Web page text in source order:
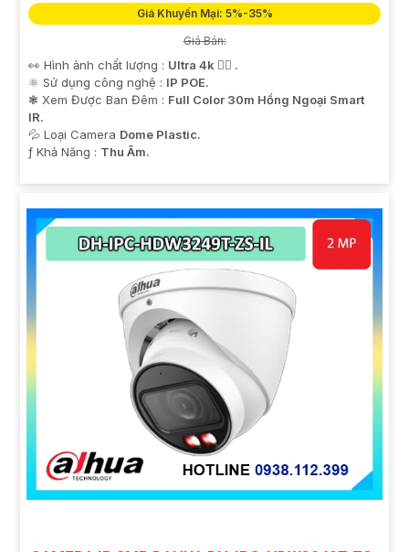
Giá Khuyến Mại: 5%-35%
Giá Bán:
👀 Hình ảnh chất lượng : Ultra 4k 👍🏾 .
⚛️ Sử dụng công nghệ : IP POE.
❃ Xem Được Ban Đêm : Full Color 30m Hồng Ngoại Smart
IR.
💦 Loại Camera Dome Plastic.
️ƒ Khả Năng : Thu Âm.